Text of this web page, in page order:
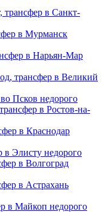
трансфер в Санкт-
в Мурманск
в Нарьян-Мар
трансфер в Великий
Псков недорого
в Ростов-на-
в Краснодар
в Элисту недорого
в Волгоград
в Астрахань
в Майкоп недорого